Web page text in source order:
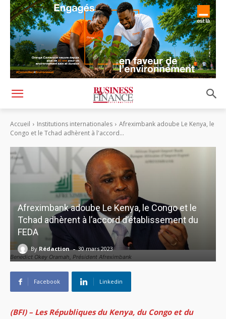
Accueil Institutions internationales
Afreximbank adoube Le Kenya, le
Congo et le Tchad adhèrent à l'accord...
Benedict Okey Oramah, Président Afreximbank
Afreximbank adoube Le Kenya, le Congo et le
Tchad adhèrent à l’accord d’établissement du
FEDA
By Rédaction - 30 mars 2023
Facebook Linkedin
(BFI) – Les Républiques du Kenya, du Congo et du